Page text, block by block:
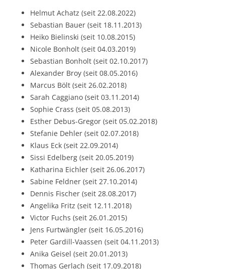
Helmut Achatz (seit 22.08.2022)
Sebastian Bauer (seit 18.11.2013)
Heiko Bielinski (seit 10.08.2015)
Nicole Bonholt (seit 04.03.2019)
Sebastian Bonholt (seit 02.10.2017)
Alexander Broy (seit 08.05.2016)
Marcus Bölt (seit 26.02.2018)
Sarah Caggiano (seit 03.11.2014)
Sophie Crass (seit 05.08.2013)
Esther Debus-Gregor (seit 05.02.2018)
Stefanie Dehler (seit 02.07.2018)
Klaus Eck (seit 22.09.2014)
Sissi Edelberg (seit 20.05.2019)
Katharina Eichler (seit 26.06.2017)
Sabine Feldner (seit 27.10.2014)
Dennis Fischer (seit 28.08.2017)
Angelika Fritz (seit 12.11.2018)
Victor Fuchs (seit 26.01.2015)
Jens Furtwängler (seit 16.05.2016)
Peter Gardill-Vaassen (seit 04.11.2013)
Anika Geisel (seit 20.01.2013)
Thomas Gerlach (seit 17.09.2018)